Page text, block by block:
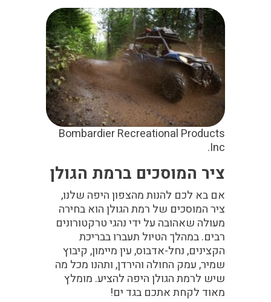
Bombardier Recreational Products
Inc.
ציר המוסכים ברמת הגולן
אם בא לכם להנות מהצפון היפה שלנו,
ציר המוסכים של רמת הגולן הוא בחירה
מעולה שאהובה על ידי נהגי טרקטורונים
רבים. במהלך הטיול תעברו בבריכת
הקצינים, נחל-אדבוס, עין מיימון, קיבוץ
שמיר, עמק החולה והירדן, ותהנו מכל מה
שיש לרמת הגולן היפה להציע. מומלץ
מאוד לקחת אתכם בגד ים!